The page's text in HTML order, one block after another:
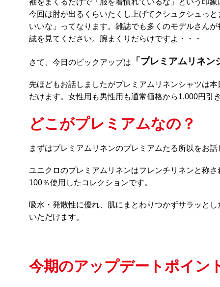
今回は肘が出るくらいたくし上げてクシュクシュっ
いいな」ってなります。雑誌でも多くのモデルさん
誌を見てください。腕まくりだらけですよ・・・
さて、今日のピックアップは 「プレミアムリネン
先ほどもお話しましたがプレミアムリネンシャツは
だけます。女性用も男性用も通常価格から1,000円引
どこがプレミアムなの？
まずはプレミアムリネンのプレミアムたる所以をお
ユニクロのプレミアムリネンはフレンチリネンと称
100％使用したコレクションです。
吸水・発散性に優れ、肌にまとわりつかずサラッと
いただけます。
今期のアップデートポイン